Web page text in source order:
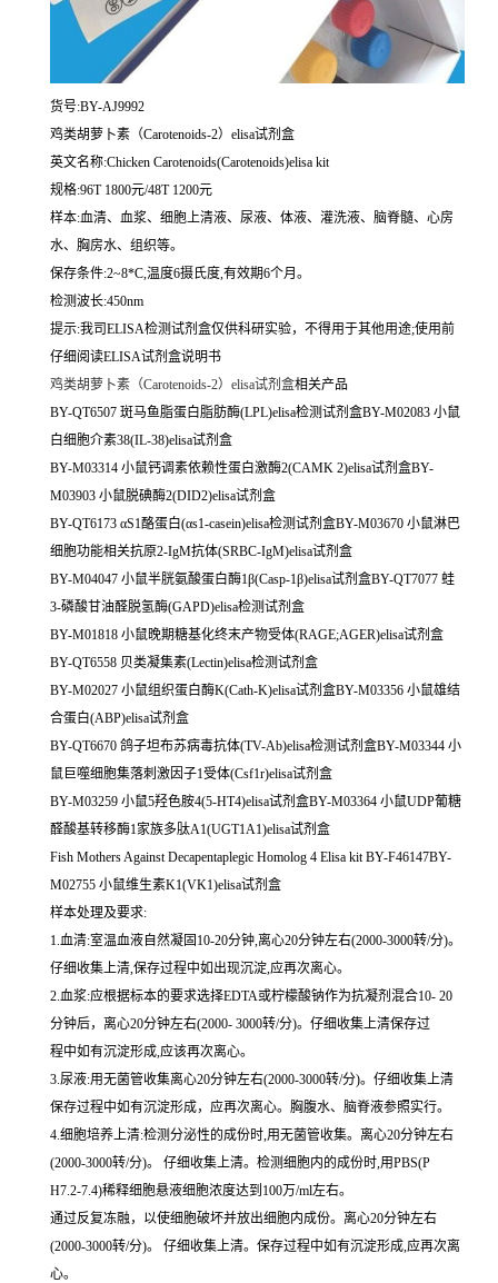
货号:BY-AJ9992
鸡类胡萝卜素（Carotenoids-2）elisa试剂盒
英文名称:Chicken Carotenoids(Carotenoids)elisa kit
规格:96T 1800元/48T 1200元
样本:血清、血浆、细胞上清液、尿液、体液、灌洗液、脑脊髓、心房
水、胸房水、组织等。
保存条件:2~8*C,温度6摄氏度,有效期6个月。
检测波长:450nm
提示:我司ELISA检测试剂盒仅供科研实验，不得用于其他用途;使用前
仔细阅读ELISA试剂盒说明书
鸡类胡萝卜素（Carotenoids-2）elisa试剂盒相关产品
BY-QT6507 斑马鱼脂蛋白脂肪酶(LPL)elisa检测试剂盒BY-M02083 小鼠
白细胞介素38(IL-38)elisa试剂盒
BY-M03314 小鼠钙调素依赖性蛋白激酶2(CAMK 2)elisa试剂盒BY-
M03903 小鼠脱碘酶2(DID2)elisa试剂盒
BY-QT6173 αS1酪蛋白(αs1-casein)elisa检测试剂盒BY-M03670 小鼠淋巴
细胞功能相关抗原2-IgM抗体(SRBC-IgM)elisa试剂盒
BY-M04047 小鼠半胱氨酸蛋白酶1β(Casp-1β)elisa试剂盒BY-QT7077 蛙
3-磷酸甘油醛脱氢酶(GAPD)elisa检测试剂盒
BY-M01818 小鼠晚期糖基化终末产物受体(RAGE;AGER)elisa试剂盒
BY-QT6558 贝类凝集素(Lectin)elisa检测试剂盒
BY-M02027 小鼠组织蛋白酶K(Cath-K)elisa试剂盒BY-M03356 小鼠雄结
合蛋白(ABP)elisa试剂盒
BY-QT6670 鸽子坦布苏病毒抗体(TV-Ab)elisa检测试剂盒BY-M03344 小
鼠巨噬细胞集落刺激因子1受体(Csf1r)elisa试剂盒
BY-M03259 小鼠5羟色胺4(5-HT4)elisa试剂盒BY-M03364 小鼠UDP葡糖
醛酸基转移酶1家族多肽A1(UGT1A1)elisa试剂盒
Fish Mothers Against Decapentaplegic Homolog 4 Elisa kit BY-F46147BY-
M02755 小鼠维生素K1(VK1)elisa试剂盒
样本处理及要求:
1.血清:室温血液自然凝固10-20分钟,离心20分钟左右(2000-3000转/分)。
仔细收集上清,保存过程中如出现沉淀,应再次离心。
2.血浆:应根据标本的要求选择EDTA或柠檬酸钠作为抗凝剂混合10- 20
分钟后，离心20分钟左右(2000- 3000转/分)。仔细收集上清保存过
程中如有沉淀形成,应该再次离心。
3.尿液:用无菌管收集离心20分钟左右(2000-3000转/分)。仔细收集上清
保存过程中如有沉淀形成，应再次离心。胸腹水、脑脊液参照实行。
4.细胞培养上清:检测分泌性的成份时,用无菌管收集。离心20分钟左右
(2000-3000转/分)。 仔细收集上清。检测细胞内的成份时,用PBS(P
H7.2-7.4)稀释细胞悬液细胞浓度达到100万/ml左右。
通过反复冻融，以使细胞破坏并放出细胞内成份。离心20分钟左右
(2000-3000转/分)。 仔细收集上清。保存过程中如有沉淀形成,应再次离
心。